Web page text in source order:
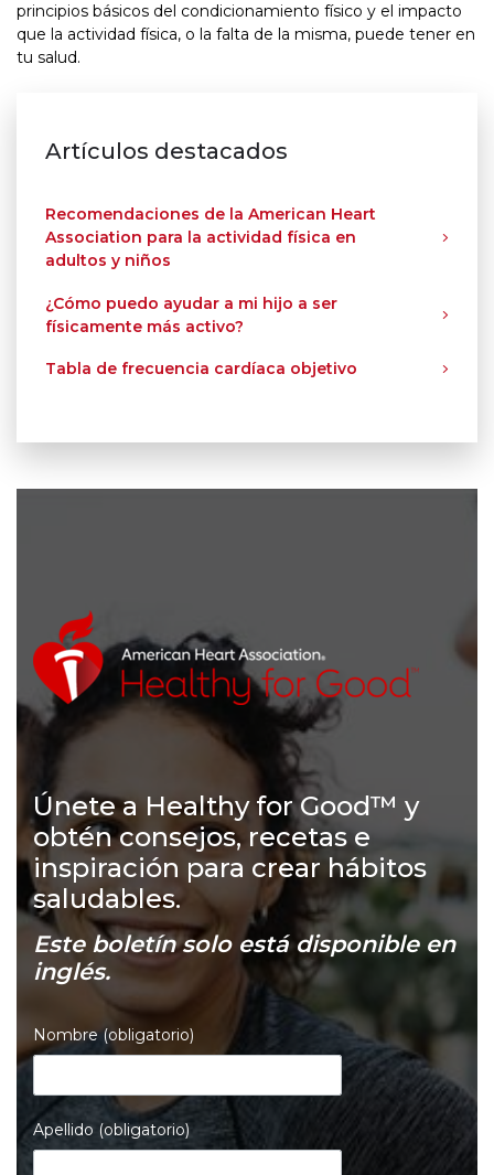
principios básicos del condicionamiento físico y el impacto
que la actividad física, o la falta de la misma, puede tener en
tu salud.
Artículos destacados
Recomendaciones de la American Heart
Association para la actividad física en
adultos y niños
¿Cómo puedo ayudar a mi hijo a ser
físicamente más activo?
Tabla de frecuencia cardíaca objetivo
Únete a Healthy for Good™ y
obtén consejos, recetas e
inspiración para crear hábitos
saludables.
Este boletín solo está disponible en
inglés.
Nombre (obligatorio)
Apellido (obligatorio)